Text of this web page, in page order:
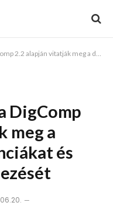
a digitális kompetenciákat és azok közös értelmezését
DigComp
meg a
és